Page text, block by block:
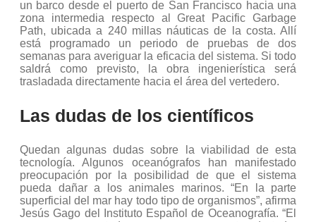
un barco desde el puerto de San Francisco hacia una
zona intermedia respecto al Great Pacific Garbage
Path, ubicada a 240 millas náuticas de la costa. Allí
está programado un periodo de pruebas de dos
semanas para averiguar la eficacia del sistema. Si todo
saldrá como previsto, la obra ingenierística será
trasladada directamente hacia el área del vertedero.
Las dudas de los científicos
Quedan algunas dudas sobre la viabilidad de esta
tecnología. Algunos oceanógrafos han manifestado
preocupación por la posibilidad de que el sistema
pueda dañar a los animales marinos. “En la parte
superficial del mar hay todo tipo de organismos”, afirma
Jesús Gago del Instituto Español de Oceanografía. “El